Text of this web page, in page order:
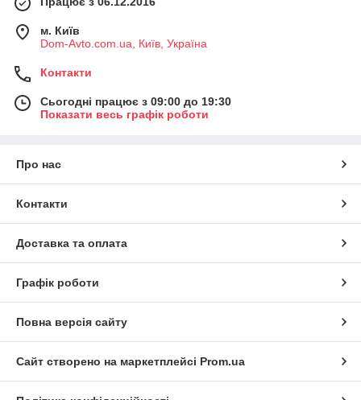
м. Київ
Dom-Avto.com.ua, Київ, Україна
Контакти
Сьогодні працює з 09:00 до 19:30
Показати весь графік роботи
Про нас
Контакти
Доставка та оплата
Графік роботи
Повна версія сайту
Сайт створено на маркетплейсі Prom.ua